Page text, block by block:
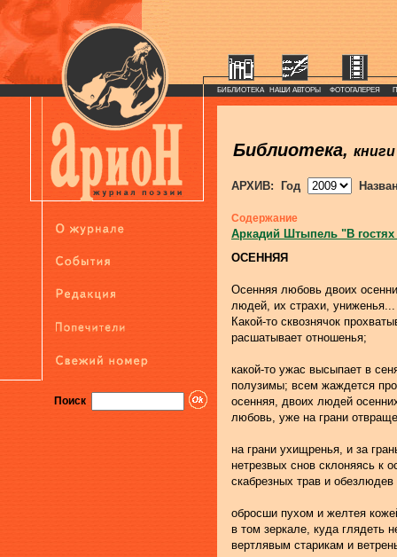
Поиск
БИБЛИОТЕКА НАШИ АВТОРЫ ФОТОГАЛЕРЕЯ
Библиотека, книги
АРХИВ: Год
Содержание
Аркадий Штыпель "В
ОСЕННЯЯ
Осенняя любовь двоих
людей, их страхи, униженья...
Какой-то сквознячок
расшатывает отношенья;
какой-то ужас высыпает в
полузимы; всем жаждется
осенняя, двоих людей
любовь, уже на грани
на грани ухищренья, и за
нетрезвых снов склоняясь к
скабрезных трав и
обросши пухом и желтея
в том зеркале, куда глядеть
вертлявым старикам и